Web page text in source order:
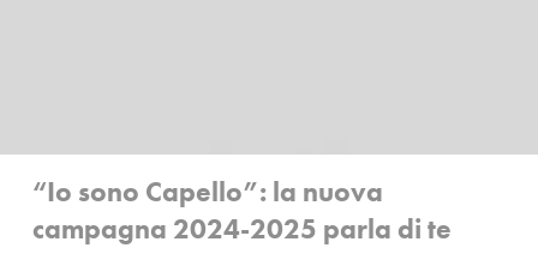
“Io sono Capello”: la nuova
campagna 2024-2025 parla di te